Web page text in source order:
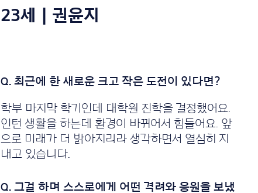
23세 | 권윤지
학부 마지막 학기인데 대학원 진학을 결정했어요.
인턴 생활을 하는데 환경이 바뀌어서 힘들어요. 앞
으로 미래가 더 밝아지리라 생각하면서 열심히 지
내고 있습니다.